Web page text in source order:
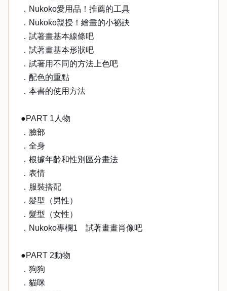
．Nukoko愛用品！推薦的工具
．Nukoko親授！繪畫的小祕訣
．試著畫基本線條吧
．試著畫基本形狀吧
．試著用不同的方法上色吧
．配色的重點
．本書的使用方法
●PART 1人物
．臉部
．全身
．根據年齡和性別區分畫法
．表情
．服裝搭配
．髮型（男性）
．髮型（女性）
．Nukoko專欄1 試著畫畫肖像吧
●PART 2動物
．狗狗
．貓咪